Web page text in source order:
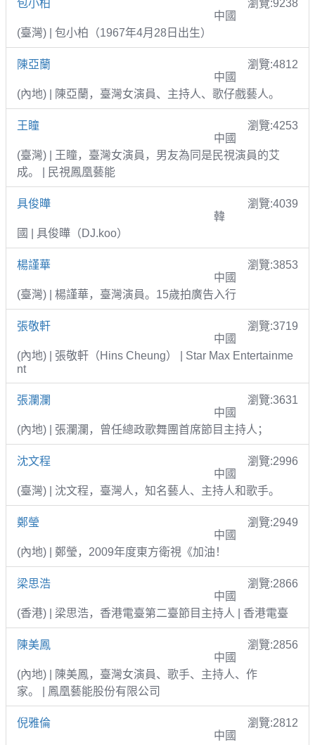
包小柏
瀏覽:9238
中國
(臺灣) | 包小柏（1967年4月28日出生）
陳亞蘭
瀏覽:4812
中國
(內地) | 陳亞蘭，臺灣女演員、主持人、歌仔戲藝人。
王瞳
瀏覽:4253
中國
(臺灣) | 王瞳，臺灣女演員，男友為同是民視演員的艾
成。 | 民視鳳凰藝能
具俊曄
瀏覽:4039
韓
國 | 具俊曄（DJ.koo）
楊謹華
瀏覽:3853
中國
(臺灣) | 楊謹華，臺灣演員。15歲拍廣告入行
張敬軒
瀏覽:3719
中國
(內地) | 張敬軒（Hins Cheung） | Star Max Entertainme
nt
張瀾瀾
瀏覽:3631
中國
(內地) | 張瀾瀾，曾任總政歌舞團首席節目主持人；
沈文程
瀏覽:2996
中國
(臺灣) | 沈文程，臺灣人，知名藝人、主持人和歌手。
鄭瑩
瀏覽:2949
中國
(內地) | 鄭瑩，2009年度東方衛視《加油！
梁思浩
瀏覽:2866
中國
(香港) | 梁思浩，香港電臺第二臺節目主持人 | 香港電臺
陳美鳳
瀏覽:2856
中國
(內地) | 陳美鳳，臺灣女演員、歌手、主持人、作
家。 | 鳳凰藝能股份有限公司
倪雅倫
瀏覽:2812
中國